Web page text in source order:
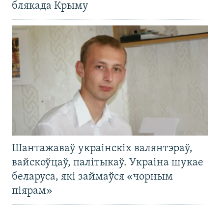
блякада Крыму
Шантажаваў украінскіх валянтэраў,
вайскоўцаў, палітыкаў. Украіна шукае
беларуса, які займаўся «чорным
піярам»